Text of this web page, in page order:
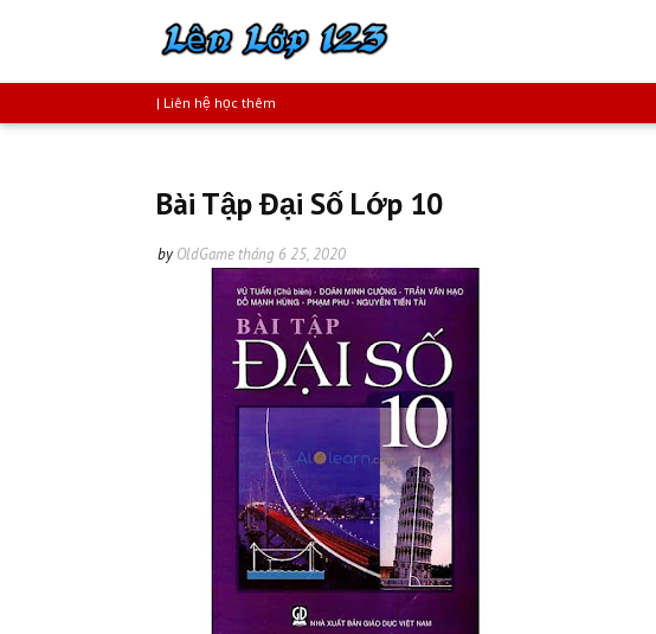
| Liên hệ học thêm
Bài Tập Đại Số Lớp 10
by OldGame tháng 6 25, 2020